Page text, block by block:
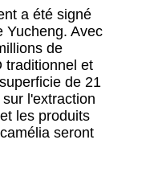
a été signé
Yucheng. Avec
de
traditionnel et
de 21
l'extraction
les produits
seront